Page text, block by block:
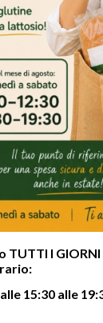
sit amet,
ligula eget
natoque
nascetur
nec,
massa quis
aliquet nec,
felis eu
I GIORNI
15:30 alle